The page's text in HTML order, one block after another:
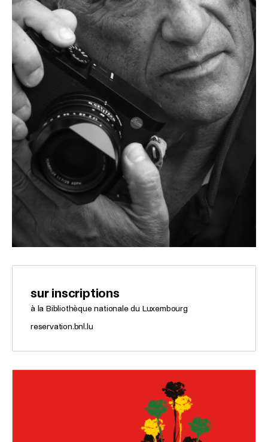
sur inscriptions
à la Bibliothèque nationale du Luxembourg
reservation.bnl.lu